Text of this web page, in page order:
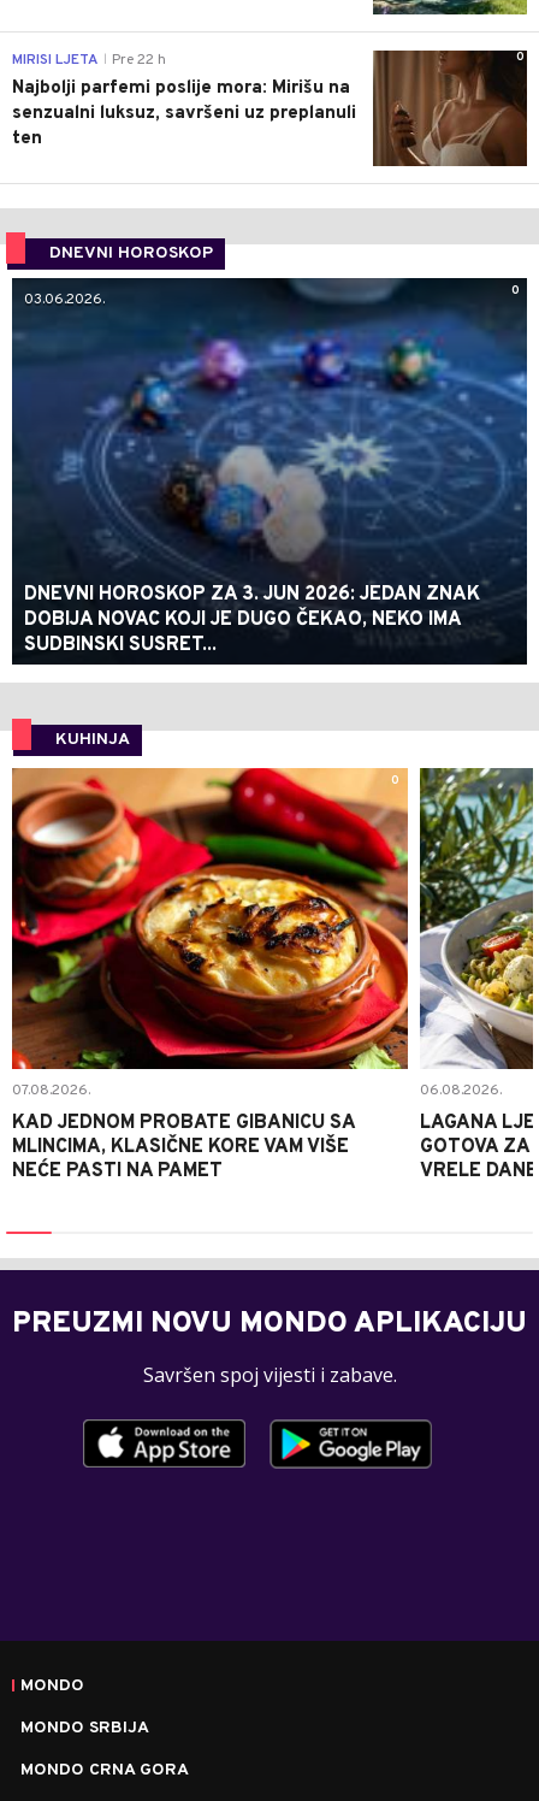
0
MIRISI LJETA Pre 22 h
Najbolji parfemi poslije mora: Mirišu na
senzualni luksuz, savršeni uz preplanuli
ten
DNEVNI HOROSKOP
0
03.06.2026.
DNEVNI HOROSKOP ZA 3. JUN 2026: JEDAN ZNAK
DOBIJA NOVAC KOJI JE DUGO ČEKAO, NEKO IMA
SUDBINSKI SUSRET...
KUHINJA
0
07.08.2026.
KAD JEDNOM PROBATE GIBANICU SA
MLINCIMA, KLASIČNE KORE VAM VIŠE
NEĆE PASTI NA PAMET
06.08.2026.
LAGANA
GOTOVA ZA
VRELE DANE
PREUZMI NOVU MONDO APLIKACIJU
Savršen spoj vijesti i zabave.
MONDO
MONDO SRBIJA
MONDO CRNA GORA